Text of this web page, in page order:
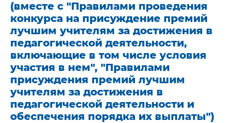
(вместе с "Правилами проведения
конкурса на присуждение премий
лучшим учителям за достижения в
педагогической деятельности,
включающие в том числе условия
участия в нем", "Правилами
присуждения премий лучшим
учителям за достижения в
педагогической деятельности и
обеспечения порядка их выплаты")